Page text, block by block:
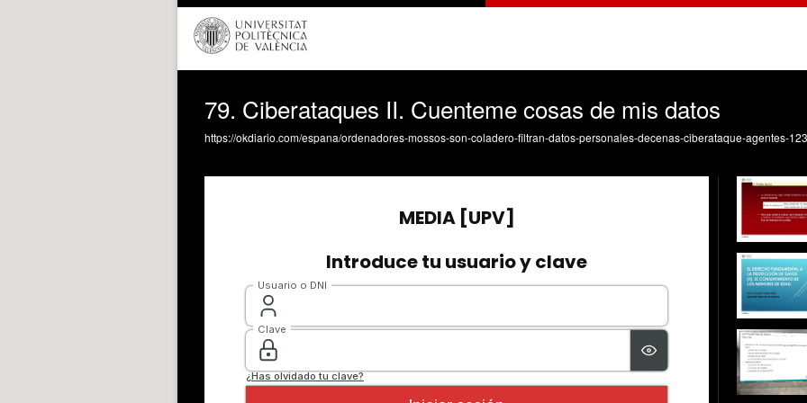
79. Ciberataques II. Cuenteme cosas de mis datos